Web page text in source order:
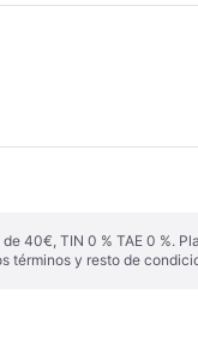
40€, TIN 0 % TAE 0 %.
términos y resto de